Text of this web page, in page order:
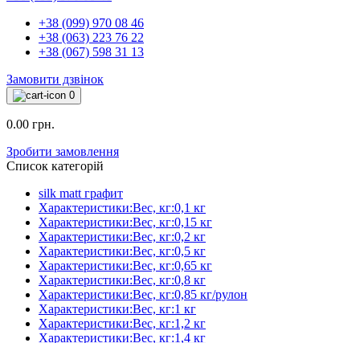
+38 (099) 970 08 46
+38 (063) 223 76 22
+38 (067) 598 31 13
Замовити дзвінок
0
0.00 грн.
Зробити замовлення
Список категорій
silk matt графит
Характеристики:Вес, кг:0,1 кг
Характеристики:Вес, кг:0,15 кг
Характеристики:Вес, кг:0,2 кг
Характеристики:Вес, кг:0,5 кг
Характеристики:Вес, кг:0,65 кг
Характеристики:Вес, кг:0,8 кг
Характеристики:Вес, кг:0,85 кг/рулон
Характеристики:Вес, кг:1 кг
Характеристики:Вес, кг:1,2 кг
Характеристики:Вес, кг:1,4 кг